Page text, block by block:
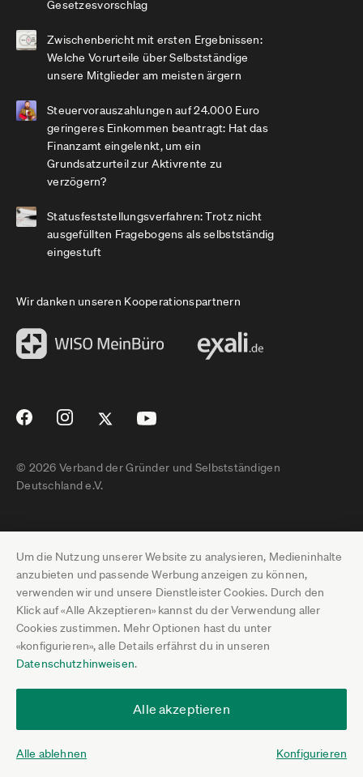
Um die Nutzung unserer Website zu analysieren, Medieninhalte
anzubieten und passende Werbung anzeigen zu können,
verwenden wir und unsere Dienstleister Cookies. Durch den
Klick auf «Alle Akzeptieren» kannst du der Verwendung aller
Cookies zustimmen. Mehr Optionen hast du unter
«konfigurieren», alle Details erfährst du in unseren
Datenschutzhinweisen.
Alle akzeptieren
Alle ablehnen Konfigurieren
Gesetzesvorschlag
Zwischenbericht mit ersten Ergebnissen:
Welche Vorurteile über Selbstständige
unsere Mitglieder am meisten ärgern
Steuervorauszahlungen auf 24.000 Euro
geringeres Einkommen beantragt: Hat das
Finanzamt eingelenkt, um ein
Grundsatzurteil zur Aktivrente zu
verzögern?
Statusfeststellungsverfahren: Trotz nicht
ausgefüllten Fragebogens als selbstständig
eingestuft
Wir danken unseren Kooperationspartnern
© 2026 Verband der Gründer und Selbstständigen
Deutschland e.V.
Impressum
Datenschutz
Pressebereich
Jobs